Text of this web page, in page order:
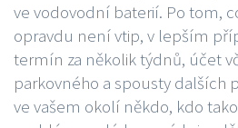
ve vodovodní baterií. Po tom,
opravdu není vtip, v lepším
termín za několik týdnů, účet
parkovného a spousty dalších
ve vašem okolí někdo, kdo